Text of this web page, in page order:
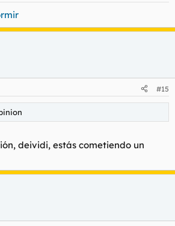
#15
deividi, estás cometiendo un